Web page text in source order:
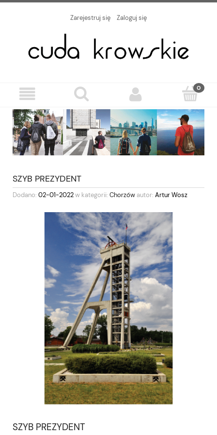
Zarejestruj się Zaloguj się
SZYB PREZYDENT
Dodano: 02-01-2022w kategorii: Chorzów autor: Artur Wosz
SZYB PREZYDENT